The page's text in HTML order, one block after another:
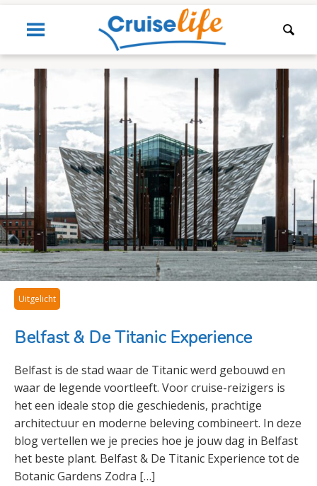
Uitgelicht
Belfast & De Titanic Experience
Belfast is de stad waar de Titanic werd gebouwd en
waar de legende voortleeft. Voor cruise-reizigers is
het een ideale stop die geschiedenis, prachtige
architectuur en moderne beleving combineert. In deze
blog vertellen we je precies hoe je jouw dag in Belfast
het beste plant. Belfast & De Titanic Experience tot de
Botanic Gardens Zodra […]